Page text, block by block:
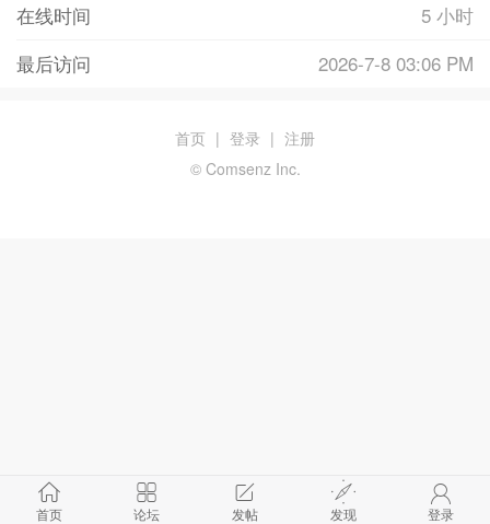
在线时间
5 小时
最后访问
2026-7-8 03:06 PM
首页 论坛 发帖 发现 登录
首页 | 登录 | 注册
© Comsenz Inc.